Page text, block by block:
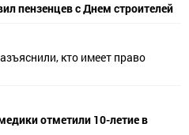
пензенцев с Днем строителей
кто имеет право
отметили 10-летие в